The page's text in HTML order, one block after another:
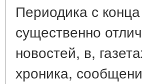
Периодика с
существенно
новостей, в,
хроника,